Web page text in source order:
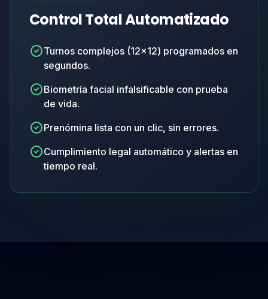
Control Total Automatizado
Turnos complejos (12x12) programados en
segundos.
Biometría facial infalsificable con prueba
de vida.
Prenómina lista con un clic, sin errores.
Cumplimiento legal automático y alertas en
tiempo real.